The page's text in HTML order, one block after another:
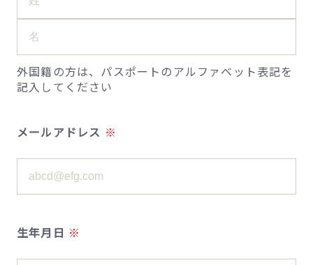
外国籍の方は、パスポートのアルファベット表記を
記入してください
メールアドレス
生年月日